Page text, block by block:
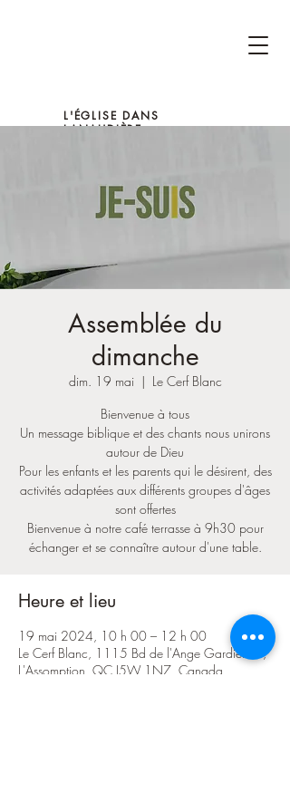
L'ÉGLISE DANS
LANAUDIÈRE
Assemblée du
dimanche
dim. 19 mai
  |
Le Cerf Blanc
Bienvenue à tous
Un message biblique et des chants nous unirons
autour de Dieu
Pour les enfants et les parents qui le désirent, des
activités adaptées aux différents groupes d'âges
sont offertes
Bienvenue à notre café terrasse à 9h30 pour
échanger et se connaître autour d'une table.
Heure et lieu
19 mai 2024, 10 h 00 – 12 h 00
Le Cerf Blanc, 1115 Bd de l'Ange Gardien N,
L'Assomption, QC J5W 1N7, Canada